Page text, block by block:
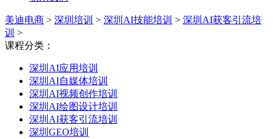
美迪电商 > 深圳培训 > 深圳AI技能培训 > 深圳AI获客引流培
训 >
课程分类：
深圳AI应用培训
深圳AI自媒体培训
深圳AI视频创作培训
深圳AI绘图设计培训
深圳AI获客引流培训
深圳GEO培训